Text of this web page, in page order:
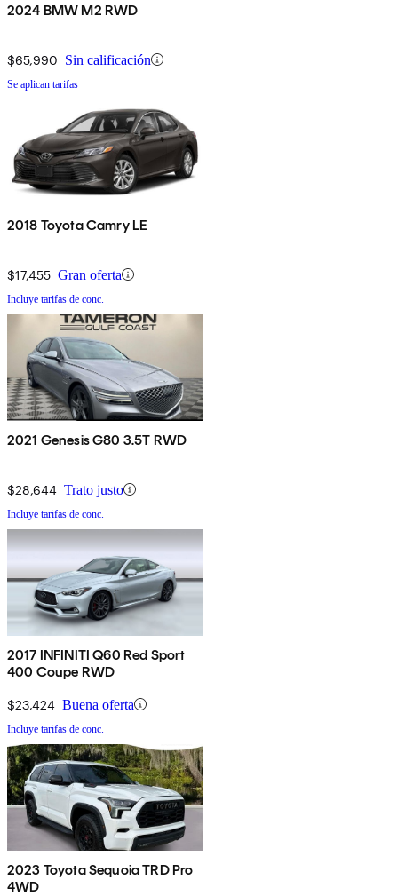
2024 BMW M2 RWD
$65,990 Sin calificación
Se aplican tarifas
2018 Toyota Camry LE
$17,455 Gran oferta
Incluye tarifas de conc.
2021 Genesis G80 3.5T RWD
$28,644 Trato justo
Incluye tarifas de conc.
2017 INFINITI Q60 Red Sport
400 Coupe RWD
$23,424 Buena oferta
Incluye tarifas de conc.
2023 Toyota Sequoia TRD Pro
4WD